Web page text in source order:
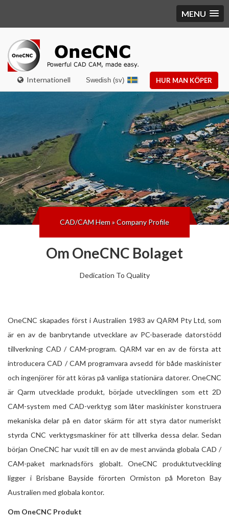
MENU
Internationell HUR MAN KÖPER
Swedish (sv)
CAD/CAM Hem»Company Profile
Om OneCNC Bolaget
Dedication To Quality
OneCNC skapades först i Australien 1983 av QARM Pty Ltd, som
är en av de banbrytande utvecklare av PC-baserade datorstödd
tillverkning CAD / CAM-program. QARM var en av de första att
introducera CAD / CAM programvara avsedd för både maskinister
och ingenjörer för att köras på vanliga stationära datorer. OneCNC
är Qarm utvecklade produkt, började utvecklingen som ett 2D
CAM-system med CAD-verktyg som låter maskinister konstruera
mekaniska delar på en dator skärm för att styra dator numeriskt
styrda CNC verktygsmaskiner för att tillverka dessa delar. Sedan
början OneCNC har vuxit till en av de mest använda globala CAD /
CAM-paket marknadsförs globalt. OneCNC produktutveckling
ligger i Brisbane Bayside förorten Ormiston på Moreton Bay
Australien med globala kontor.
Om OneCNC Produkt